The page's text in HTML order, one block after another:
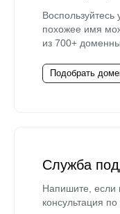
похожее имя
из 700+
Подобрать
Служба
Напишите,
консультация по